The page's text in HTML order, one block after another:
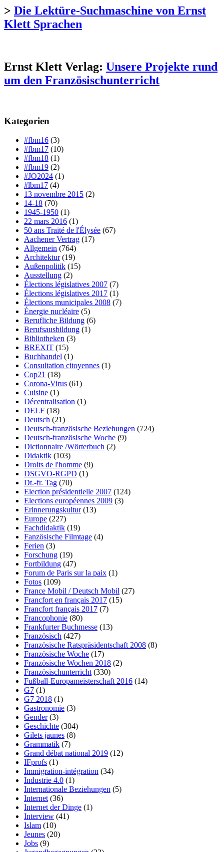
> Die Lektüre-Suchmaschine von Ernst
Klett Sprachen
Ernst Klett Verlag: Unsere Projekte rund
um den Französischunterricht
Kategorien
#fbm16 (3)
#fbm17 (10)
#fbm18 (1)
#fbm19 (2)
#JO2024 (1)
#lbm17 (4)
13 novembre 2015 (2)
14-18 (70)
1945-1950 (1)
22 mars 2016 (1)
50 ans Traité de l'Élysée (67)
Aachener Vertrag (17)
Allgemein (764)
Architektur(19)
Außenpolitik (15)
Ausstellung (2)
Élections législatives 2007 (7)
Élections législatives 2017 (1)
Élections municipales 2008 (7)
Énergie nucléaire (5)
Berufliche Bildung (6)
Berufsausbildung (1)
Bibliotheken (3)
BREXIT (15)
Buchhandel (1)
Consultation citoyennes (1)
Cop21 (18)
Corona-Virus (61)
Cuisine (1)
Décentralisation (1)
DELF (18)
Deutsch (21)
Deutsch-französische Beziehungen (724)
Deutsch-französische Woche (9)
Dictionnaire /Wörterbuch (2)
Didaktik (103)
Droits de l'homme (9)
DSGVO-RGPD (1)
Dt.-fr. Tag (70)
Election présidentielle 2007 (124)
Elections européennes 2009 (3)
Erinnerungskultur(13)
Europe (227)
Fachdidaktik (19)
Fanzösische Filmtage (4)
Ferien (3)
Forschung (19)
Fortbildung (47)
Forum de Paris sur la paix (1)
Fotos (109)
France Mobil / Deutsch Mobil (27)
Francfort en français 2017 (15)
Francfort français 2017 (7)
Francophonie (80)
Frankfurter Buchmesse (13)
Französisch (427)
Französische Ratspräsidentschaft 2008 (8)
Französische Woche (17)
Französische Wochen 2018 (2)
Französischunterricht(330)
Fußball-Europameisterschaft 2016 (14)
G7 (1)
G7 2018 (1)
Gastronomie (3)
Gender(3)
Geschichte (304)
Gilets jaunes (8)
Grammatik (7)
Grand débat national 2019 (12)
IFprofs (1)
Immigration-intégration (34)
Industrie 4.0 (1)
Internationale Beziehungen (5)
Internet(36)
Internet der Dinge (1)
Interview (41)
Islam (10)
Jeunes (20)
Jobs (9)